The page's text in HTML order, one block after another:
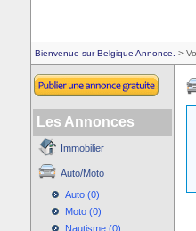
Bienvenue sur Belgique Annonce. >
Les Annonces
Immobilier
Auto/Moto
Auto (0)
Moto (0)
Nautisme (0)